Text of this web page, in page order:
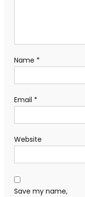
Name *
Email *
Website
Save my name,